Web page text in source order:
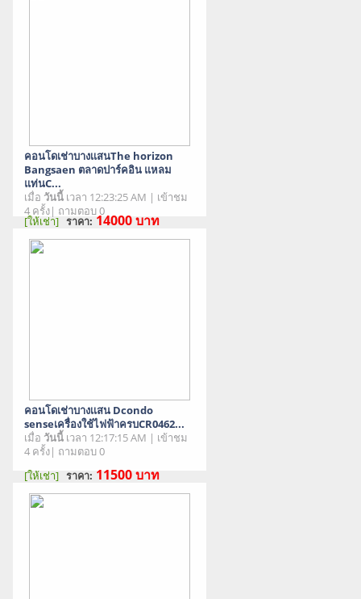
คอนโดเช่าบางเเสนThe horizon
Bangsaen ตลาดปาร์คอิน แหลม
แท่นC...
เมื่อ วันนี้เวลา 12:23:25 AM | เข้าชม
4 ครั้ง| ถามตอบ 0
[ให้เช่า] ราคา:14000บาท
คอนโดเช่าบางเเสน Dcondo
senseเครื่องใช้ไฟฟ้าครบCR0462...
เมื่อ วันนี้เวลา 12:17:15 AM | เข้าชม
4 ครั้ง| ถามตอบ 0
[ให้เช่า] ราคา: 11500บาท